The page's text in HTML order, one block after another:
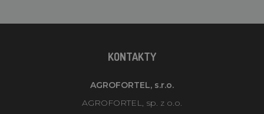
KONTAKTY
AGROFORTEL, s.r.o.
AGROFORTEL, sp. z o.o.